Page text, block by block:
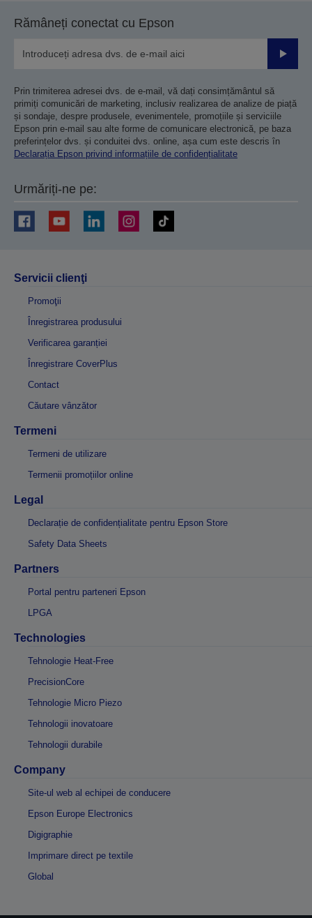
Rămâneți conectat cu Epson
Prin trimiterea adresei dvs. de e-mail, vă dați consimțământul să
primiți comunicări de marketing, inclusiv realizarea de analize de piață
și sondaje, despre produsele, evenimentele, promoțiile și serviciile
Epson prin e-mail sau alte forme de comunicare electronică, pe baza
preferințelor dvs. și conduitei dvs. online, așa cum este descris în
Declarația Epson privind informațiile de confidențialitate
Urmăriți-ne pe:
Servicii clienţi
Promoţii
Înregistrarea produsului
Verificarea garanției
Înregistrare CoverPlus
Contact
Căutare vânzător
Termeni
Termeni de utilizare
Termenii promoțiilor online
Legal
Declarație de confidențialitate pentru Epson Store
Safety Data Sheets
Partners
Portal pentru parteneri Epson
LPGA
Technologies
Tehnologie Heat-Free
PrecisionCore
Tehnologie Micro Piezo
Tehnologii inovatoare
Tehnologii durabile
Company
Site-ul web al echipei de conducere
Epson Europe Electronics
Digigraphie
Imprimare direct pe textile
Global